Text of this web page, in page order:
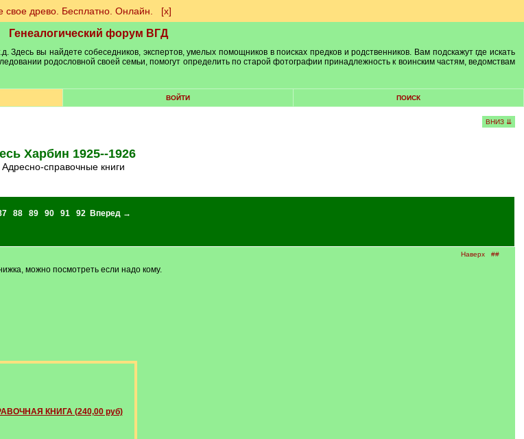
свое древо. Бесплатно. Онлайн. [х]
Генеалогический форум ВГД
вы найдете собеседников, экспертов, умелых помощников в поисках предков и родственников. Вам подскажут где искать
родословной своей семьи, помогут определить по старой фотографии принадлежность к воинским частям, ведомствам
ВОЙТИ ПОИСК
ВНИЗ ⇊
Харбин 1925--1926
Адресно-справочные книги
88 89 90 91 92
Вперед →
Наверх ##
можно посмотреть если надо кому.
КНИГА (240,00 руб)